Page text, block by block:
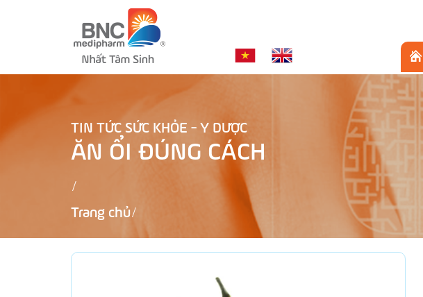
TIN TỨC SỨC KHỎE - Y DƯỢC
ĂN ỔI ĐÚNG CÁCH
Trang chủ